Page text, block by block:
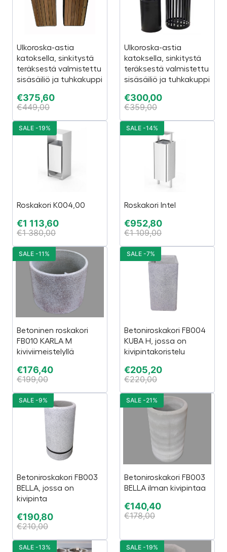
Ulkoroska-astia
katoksella, sinkitystä
teräksestä valmistettu
sisäsäiliö ja tuhkakuppi
€375,60
€449,00
Ulkoroska-astia
katoksella, sinkitystä
teräksestä valmistettu
sisäsäiliö ja tuhkakuppi
€300,00
€359,00
Roskakori K004,00
€1 113,60
€1 380,00
SALE -19%
Roskakori Intel
€952,80
€1 109,00
SALE -14%
Betoninen roskakori
FB010 KARLA M
kiviviimeistelyllä
€176,40
€199,00
SALE -11%
Betoniroskakori FB004
KUBA H, jossa on
kivipintakoristelu
€205,20
€220,00
SALE -7%
Betoniroskakori FB003
BELLA, jossa on
kivipinta
€190,80
€210,00
SALE -9%
Betoniroskakori FB003
BELLA ilman kivipintaa
€140,40
€178,00
SALE -21%
SALE -13% SALE -19%